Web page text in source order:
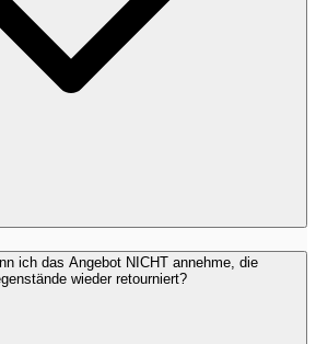
ich das Angebot NICHT annehme, die
wieder retourniert?